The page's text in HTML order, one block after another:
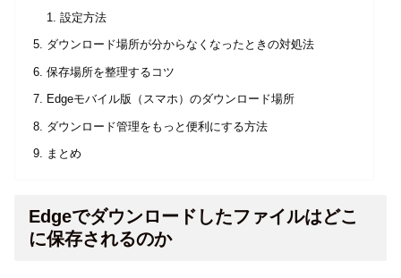
設定方法
ダウンロード場所が分からなくなったときの対処法
保存場所を整理するコツ
Edgeモバイル版（スマホ）のダウンロード場所
ダウンロード管理をもっと便利にする方法
まとめ
Edgeでダウンロードしたファイルはどこ
に保存されるのか